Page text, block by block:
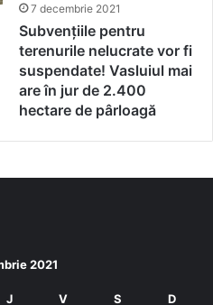
7 decembrie 2021
Subvențiile pentru
terenurile nelucrate vor fi
suspendate! Vasluiul mai
are în jur de 2.400
hectare de pârloagă
2021
J V S D